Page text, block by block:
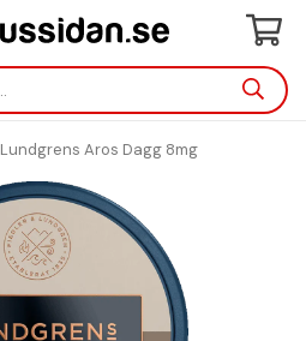
Lundgrens Aros Dagg 8mg